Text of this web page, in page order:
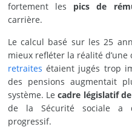
fortement les pics de
carrière.
Le calcul basé sur les 25
mieux refléter la réalité
retraites étaient jugés trop
des pensions augmentait
système. Lecadre législatif
de la Sécurité sociale
a
progressif.